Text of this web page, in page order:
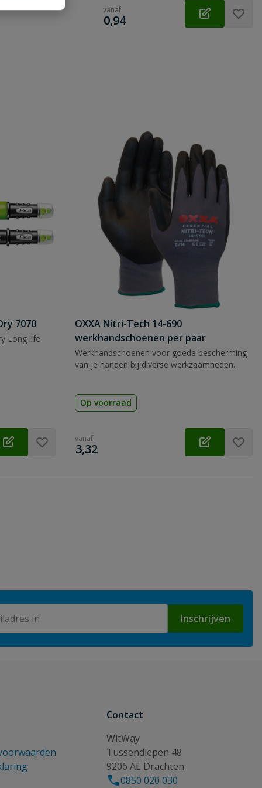
vanaf
€
0,94
7070
Long life
OXXA Nitri-Tech 14-690
werkhandschoenen per paar
Werkhandschoenen voor goede bescherming
van je handen bij diverse werkzaamheden.
Op voorraad
vanaf
€
3,32
Inschrijven
Contact
WitWay
Tussendiepen 48
9206 AE Drachten
0850 020 030